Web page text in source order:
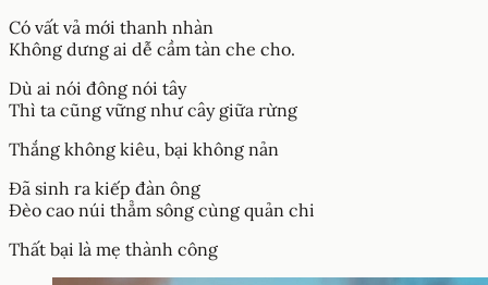
Có vất vả mới thanh nhàn
Không dưng ai dễ cầm tàn che cho.
Dù ai nói đông nói tây
Thì ta cũng vững như cây giữa rừng
Thắng không kiêu, bại không nản
Đã sinh ra kiếp đàn ông
Đèo cao núi thẳm sông cùng quản chi
Thất bại là mẹ thành công